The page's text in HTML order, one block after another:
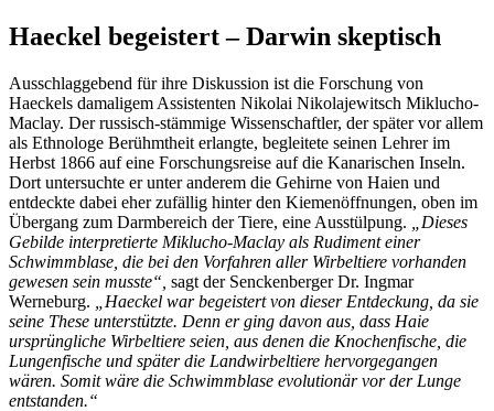
Haeckel begeistert – Darwin skeptisch
Ausschlaggebend für ihre Diskussion ist die Forschung von
Haeckels damaligem Assistenten Nikolai Nikolajewitsch Miklucho-
Maclay. Der russisch-stämmige Wissenschaftler, der später vor allem
als Ethnologe Berühmtheit erlangte, begleitete seinen Lehrer im
Herbst 1866 auf eine Forschungsreise auf die Kanarischen Inseln.
Dort untersuchte er unter anderem die Gehirne von Haien und
entdeckte dabei eher zufällig hinter den Kiemenöffnungen, oben im
Übergang zum Darmbereich der Tiere, eine Ausstülpung.
„Dieses
Gebilde interpretierte Miklucho-Maclay als Rudiment einer
Schwimmblase, die bei den Vorfahren aller Wirbeltiere vorhanden
gewesen sein musste“, sagt der Senckenberger Dr. Ingmar
Werneburg.
„Haeckel war begeistert von dieser Entdeckung, da sie
seine These unterstützte. Denn er ging davon aus, dass Haie
ursprüngliche Wirbeltiere seien, aus denen die Knochenfische, die
Lungenfische und später die Landwirbeltiere hervorgegangen
wären. Somit wäre die Schwimmblase evolutionär vor der Lunge
entstanden.“